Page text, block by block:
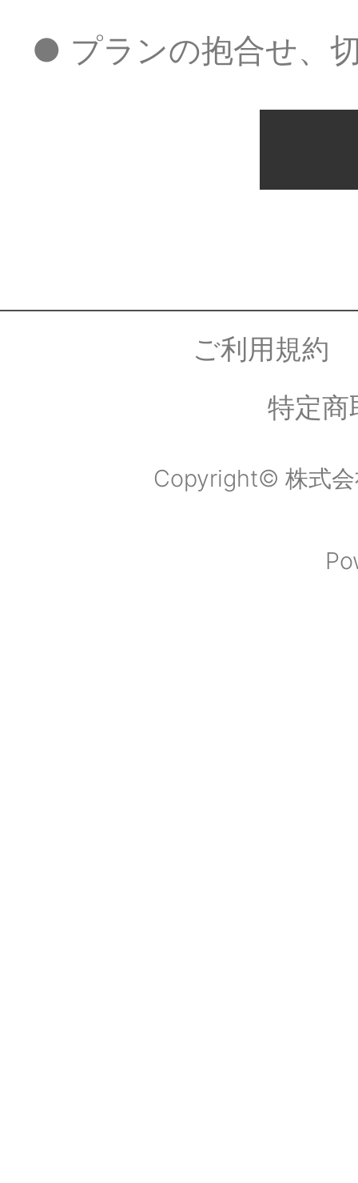
● プランの抱合せ、
ご利用規約
特定商
Copyright© 株式